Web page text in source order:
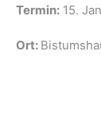
Termin: 15.
Ort: